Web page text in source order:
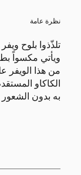
نظرة عامة
تلذّذوا بلوح
ويأتي مكسواً
الكاكاو
به بدون الشعور